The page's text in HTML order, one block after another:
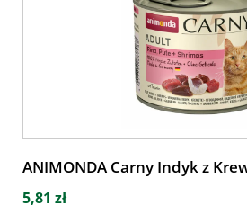
ANIMONDA Carny Indyk z
5,81 zł